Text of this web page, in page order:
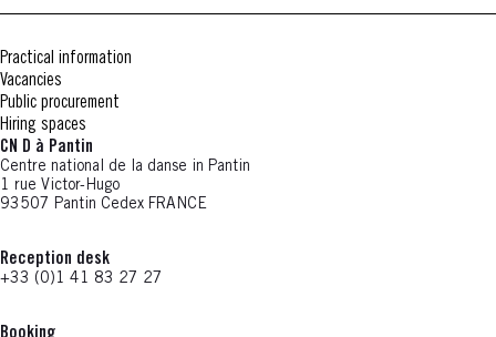
Practical information
Vacancies
Public procurement
Hiring spaces
CN D à Pantin
Centre national de la danse in Pantin
1 rue Victor-Hugo
93507 Pantin Cedex FRANCE
Reception desk
+33 (0)1 41 83 27 27